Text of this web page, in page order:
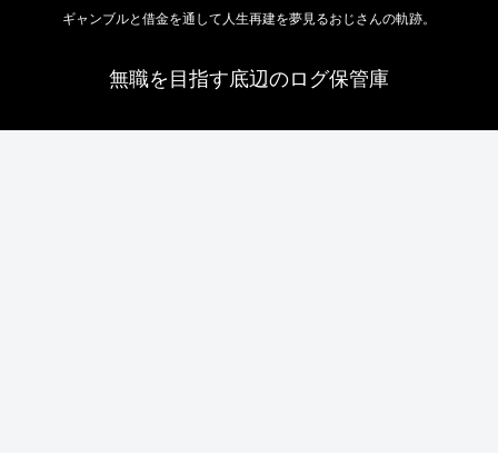
ギャンブルと借金を通して人生再建を夢見るおじさんの軌跡。
無職を目指す底辺のログ保管庫